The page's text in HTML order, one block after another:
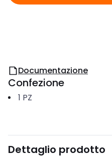
Documentazione
Confezione
1 PZ
Dettaglio prodotto